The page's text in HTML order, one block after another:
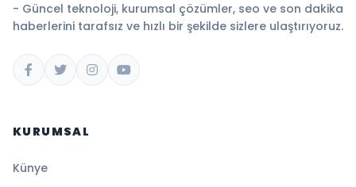
- Güncel teknoloji, kurumsal çözümler, seo ve son dakika
haberlerini tarafsız ve hızlı bir şekilde sizlere ulaştırıyoruz.
KURUMSAL
Künye